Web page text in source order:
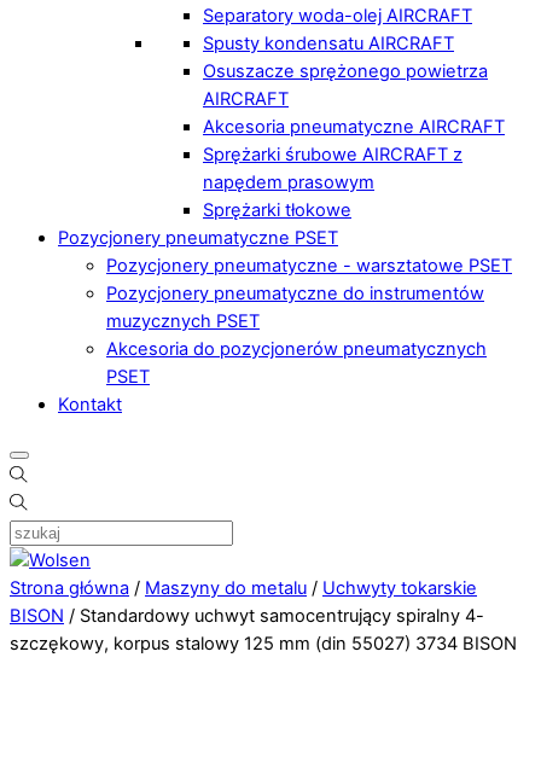
Separatory woda-olej AIRCRAFT
Spusty kondensatu AIRCRAFT
Osuszacze sprężonego powietrza
AIRCRAFT
Akcesoria pneumatyczne AIRCRAFT
Sprężarki śrubowe AIRCRAFT z
napędem prasowym
Sprężarki tłokowe
Pozycjonery pneumatyczne PSET
Pozycjonery pneumatyczne - warsztatowe PSET
Pozycjonery pneumatyczne do instrumentów
muzycznych PSET
Akcesoria do pozycjonerów pneumatycznych
PSET
Kontakt
Strona główna / Maszyny do metalu / Uchwyty tokarskie
BISON / Standardowy uchwyt samocentrujący spiralny 4-
szczękowy, korpus stalowy 125 mm (din 55027) 3734 BISON